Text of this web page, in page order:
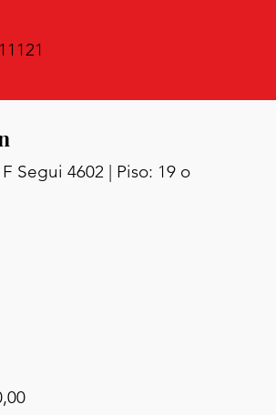
Segui 4602 | Piso: 19 o